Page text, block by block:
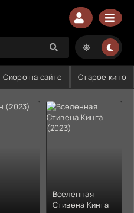
Скоро на сайте Старое кино
Вселенная
Стивена Кинга